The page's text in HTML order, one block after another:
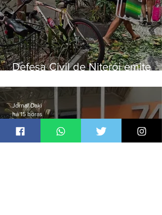
Defesa Civil de Niterói emite
sexta-feira (07)
Jornal Daki
há 15 horas